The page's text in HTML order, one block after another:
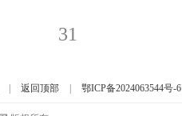
31
返回顶部 鄂ICP备2024063544号-6